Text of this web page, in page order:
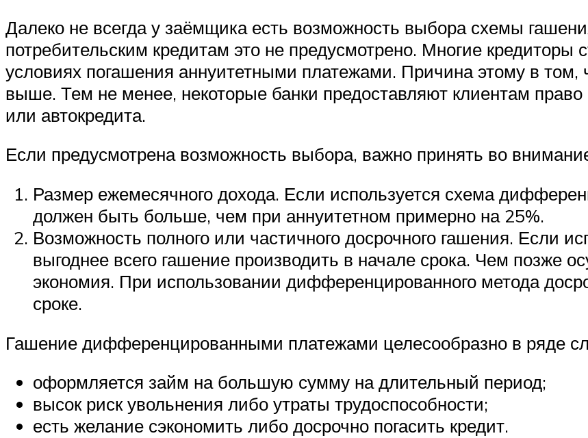
Далеко не всегда у заёмщика есть возможность выбора схемы
потребительским кредитам это не предусмотрено. Многие
условиях погашения аннуитетными платежами. Причина этому в том,
выше. Тем не менее, некоторые банки предоставляют клиентам
или автокредита.
Если предусмотрена возможность выбора, важно принять во
Размер ежемесячного дохода. Если используется схема
должен быть больше, чем при аннуитетном примерно на 25%.
Возможность полного или частичного досрочного гашения. Если
выгоднее всего гашение производить в начале срока. Чем позже
экономия. При использовании дифференцированного метода
сроке.
Гашение дифференцированными платежами целесообразно в ряде
оформляется займ на большую сумму на длительный период;
высок риск увольнения либо утраты трудоспособности;
есть желание сэкономить либо досрочно погасить кредит.